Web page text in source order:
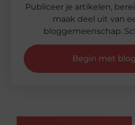
Publiceer je artikelen,
maak deel uit van
bloggemeenschap.
Begin met